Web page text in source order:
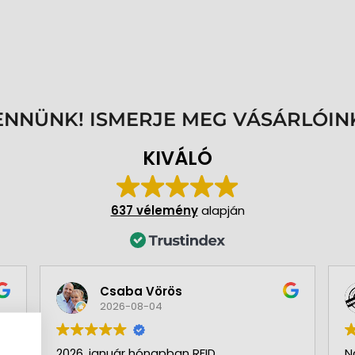
ISMERJE MEG
KIVÁLÓ
637 véleményalapján
Csaba Vörös
2026-08-04